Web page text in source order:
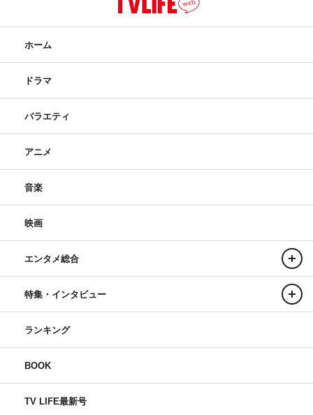
ホーム
ドラマ
バラエティ
アニメ
音楽
映画
エンタメ総合
特集・インタビュー
ランキング
BOOK
TV LIFE最新号